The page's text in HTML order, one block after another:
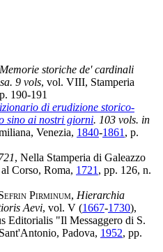
Memorie storiche de' cardinali
9 vols, vol. VIII, Stamperia
190-191
di erudizione storico-
sino ai nostri giorni. 103 vols. in
Venezia, 1840-1861 , p.
, Nella Stamperia di Galeazzo
Corso, Roma, 1721 , pp. 126, n.
Pirminum, Hierarchia
Aevi, vol. V (1667-1730),
Editorialis "Il Messaggero di S.
Padova, 1952, pp.